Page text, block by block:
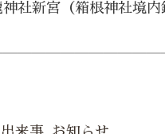
社新宮（箱根神社境内